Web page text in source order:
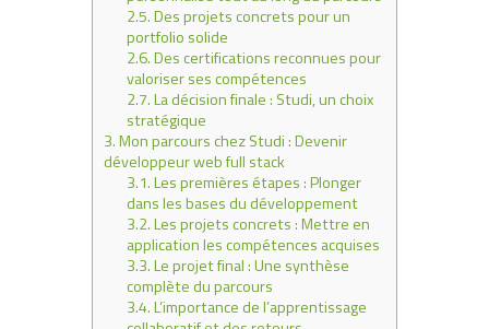
2.5.Des projets concrets pour un
portfolio solide
2.6.Des certifications reconnues pour
valoriser ses compétences
2.7.La décision finale : Studi, un choix
stratégique
3.Mon parcours chez Studi : Devenir
développeur web full stack
3.1.Les premières étapes : Plonger
dans les bases du développement
3.2.Les projets concrets : Mettre en
application les compétences acquises
3.3.Le projet final : Une synthèse
complète du parcours
3.4.L’importance de l’apprentissage